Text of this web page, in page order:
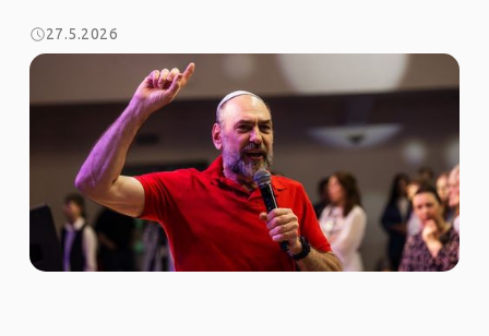
27.5.2026